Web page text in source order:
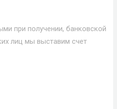
при получении, банковской
лиц мы выставим счет